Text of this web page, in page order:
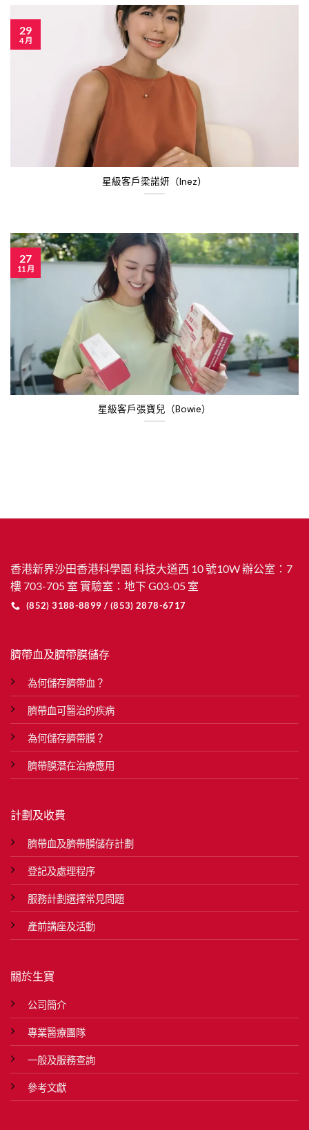
星級客戶梁諾妍（Inez）
29
4 月
星級客戶張寶兒（Bowie）
27
11 月
香港新界沙田香港科學園 科技大道西 10 號10W 辦公室：7
樓 703-705 室 實驗室：地下 G03-05 室
(852) 3188-8899 / (853) 2878-6717
臍帶血及臍帶膜儲存
為何儲存臍帶血？
臍帶血可醫治的疾病
為何儲存臍帶膜？
臍帶膜潛在治療應用
計劃及收費
臍帶血及臍帶膜儲存計劃
登記及處理程序
服務計劃選擇常見問題
產前講座及活動
關於生寶
公司簡介
專業醫療團隊
一般及服務查詢
參考文獻